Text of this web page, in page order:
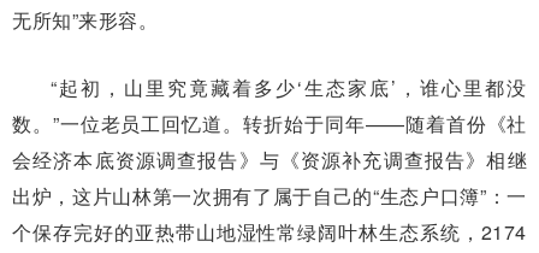
无所知”来形容。
“起初，山里究竟藏着多少‘生态家底’，谁心里都没
数。”一位老员工回忆道。转折始于同年——随着首份《社
会经济本底资源调查报告》与《资源补充调查报告》相继
出炉，这片山林第一次拥有了属于自己的“生态户口簿”：一
个保存完好的亚热带山地湿性常绿阔叶林生态系统，2174